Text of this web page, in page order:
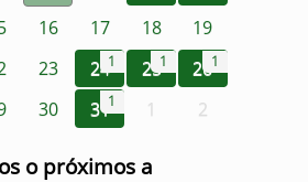
16 17 18
19
23 241 251 261
30 311 1 2
o próximos a